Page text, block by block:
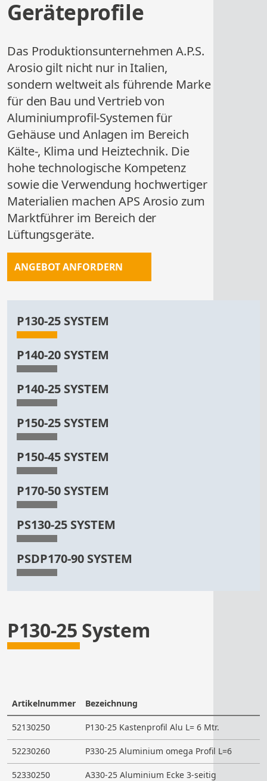
Geräteprofile
Das Produktionsunternehmen A.P.S.
Arosio gilt nicht nur in Italien,
sondern weltweit als führende Marke
für den Bau und Vertrieb von
Aluminiumprofil-Systemen für
Gehäuse und Anlagen im Bereich
Kälte-, Klima und Heiztechnik. Die
hohe technologische Kompetenz
sowie die Verwendung hochwertiger
Materialien machen APS Arosio zum
Marktführer im Bereich der
Lüftungsgeräte.
ANGEBOT ANFORDERN
P130-25 SYSTEM
P140-20 SYSTEM
P140-25 SYSTEM
P150-25 SYSTEM
P150-45 SYSTEM
P170-50 SYSTEM
PS130-25 SYSTEM
PSDP170-90 SYSTEM
P130-25 System
Artikelnummer Bezeichnung
52130250 P130-25 Kastenprofil Alu L= 6 Mtr.
52230260 P330-25 Aluminium omega Profil L=6
52330250 A330-25 Aluminium Ecke 3-seitig
ÜBERSICHT
ROHRSCHELLEN
ÜBERSICHT
ÜBERSICHT
SELBSTBAUSÄTZE
ÜBERSICHT
ANGEBOT ANFORDERN